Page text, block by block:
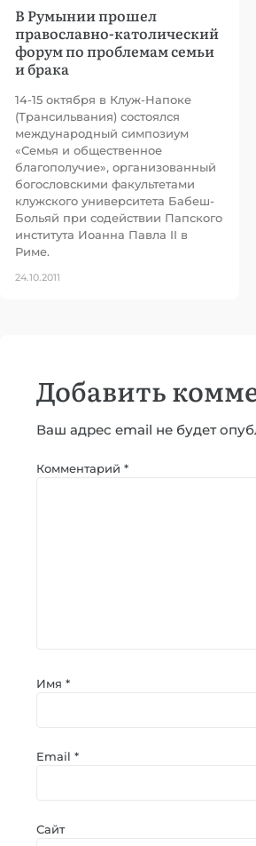
В Румынии прошел
православно-католический
форум по проблемам семьи
и брака
14-15 октября в Клуж-Напоке
(Трансильвания) состоялся
международный симпозиум
«Семья и общественное
благополучие», организованный
богословскими факультетами
клужского университета Бабеш-
Больяй при содействии Папского
института Иоанна Павла II в
Риме.
24.10.2011
Добавить
Ваш адрес email не будет
Комментарий *
Имя *
Email *
Сайт